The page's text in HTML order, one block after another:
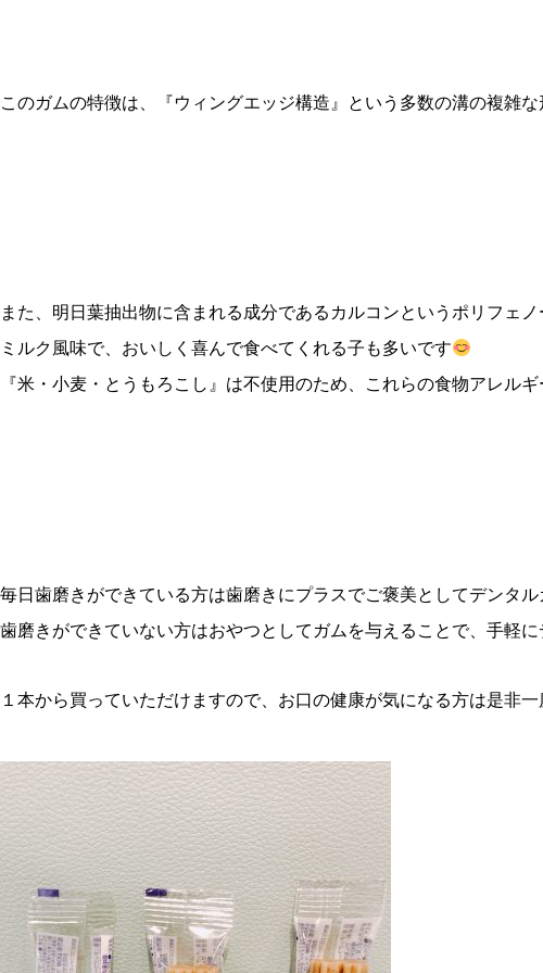
このガムの特徴は、『ウィングエッジ構造』という多数の溝の複雑
また、明日葉抽出物に含まれる成分であるカルコンというポリフェ
ミルク風味で、おいしく喜んで食べてくれる子も多いです
『米・小麦・とうもろこし』は不使用のため、これらの食物アレル
毎日歯磨きができている方は歯磨きにプラスでご褒美としてデンタ
歯磨きができていない方はおやつとしてガムを与えることで、手軽
１本から買っていただけますので、お口の健康が気になる方は是非